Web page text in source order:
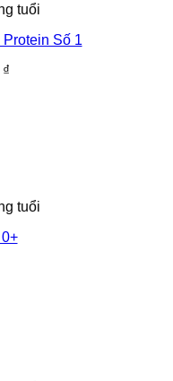
tuổi
Protein Số 1
₫
tuổi